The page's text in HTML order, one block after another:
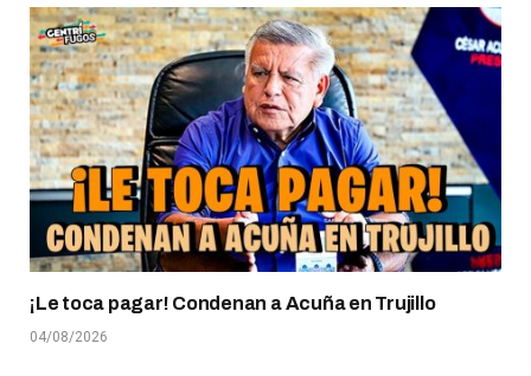
¡Le toca pagar! Condenan a Acuña en Trujillo
04/08/2026